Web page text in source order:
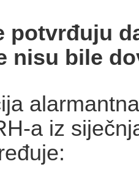
potvrđuju
nisu bile
a iz